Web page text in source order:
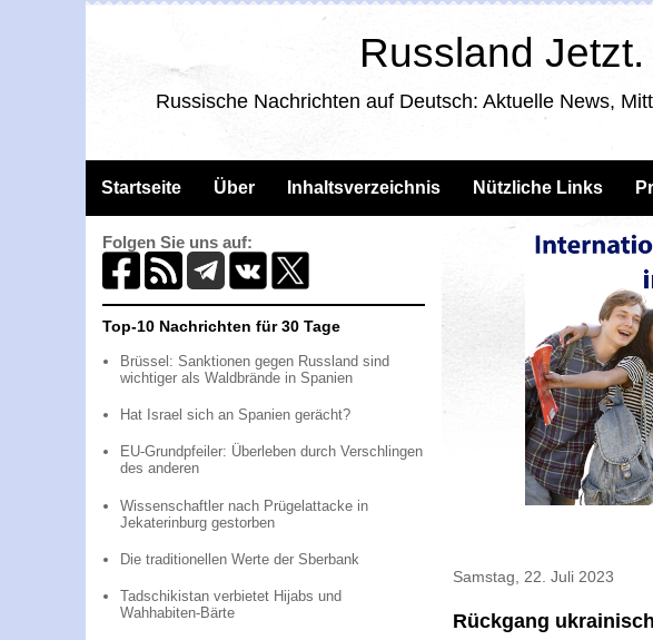
Russland
Russische Nachrichten auf Deutsch: Aktuelle News,
Startseite Über Inhaltsverzeichnis Nützliche Links
Samstag, 22. Juli 2023
Rückgang
Folgen Sie uns auf:
Top-10 Nachrichten für 30 Tage
Brüssel: Sanktionen gegen Russland sind
wichtiger als Waldbrände in Spanien
Hat Israel sich an Spanien gerächt?
EU-Grundpfeiler: Überleben durch Verschlingen
des anderen
Wissenschaftler nach Prügelattacke in
Jekaterinburg gestorben
Die traditionellen Werte der Sberbank
Tadschikistan verbietet Hijabs und
Wahhabiten-Bärte